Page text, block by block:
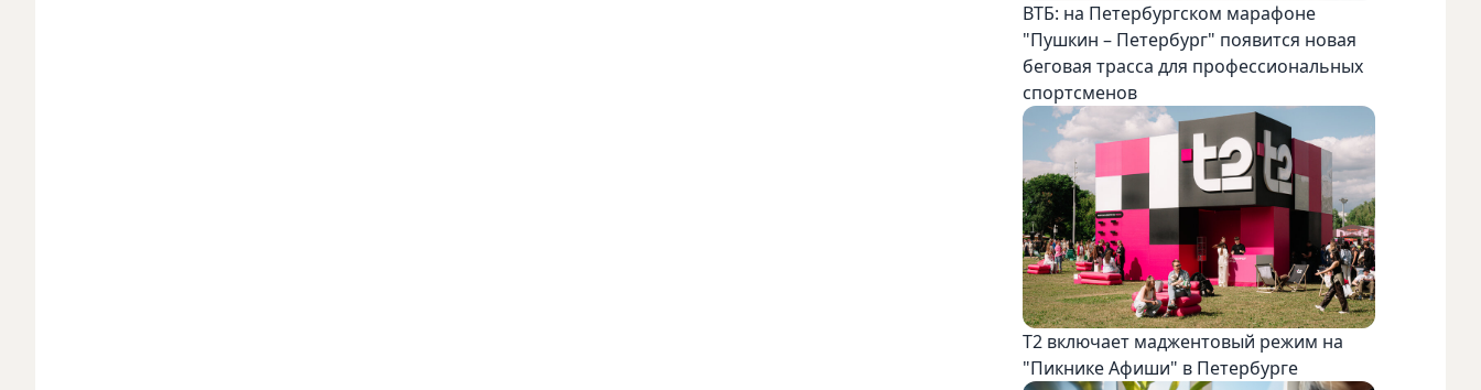
ВТБ: на Петербургском марафоне
"Пушкин – Петербург" появится новая
беговая трасса для профессиональных
спортсменов
Т2 включает маджентовый режим на
"Пикнике Афиши" в Петербурге